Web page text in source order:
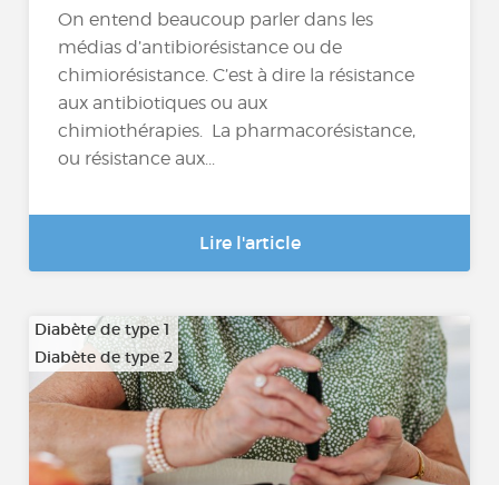
On entend beaucoup parler dans les
médias d’antibiorésistance ou de
chimiorésistance. C’est à dire la résistance
aux antibiotiques ou aux
chimiothérapies. La pharmacorésistance,
ou résistance aux...
Lire l'article
Diabète de type 1
Diabète de type 2